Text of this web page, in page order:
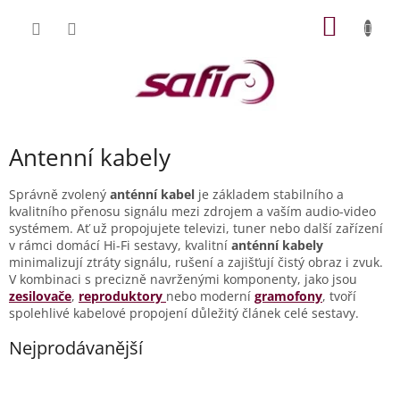
Antenní kabely
Správně zvolený anténní kabel je základem stabilního a
kvalitního přenosu signálu mezi zdrojem a vaším audio-video
systémem. Ať už propojujete televizi, tuner nebo další zařízení
v rámci domácí Hi-Fi sestavy, kvalitní anténní kabely
minimalizují ztráty signálu, rušení a zajišťují čistý obraz i zvuk.
V kombinaci s precizně navrženými komponenty, jako jsou
zesilovače, reproduktory nebo moderní gramofony, tvoří
spolehlivé kabelové propojení důležitý článek celé sestavy.
Nejprodávanější